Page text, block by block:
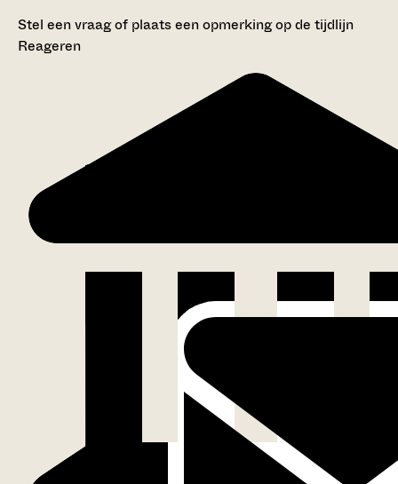
Stel een vraag of plaats een opmerking op de tijdlijn
Reageren